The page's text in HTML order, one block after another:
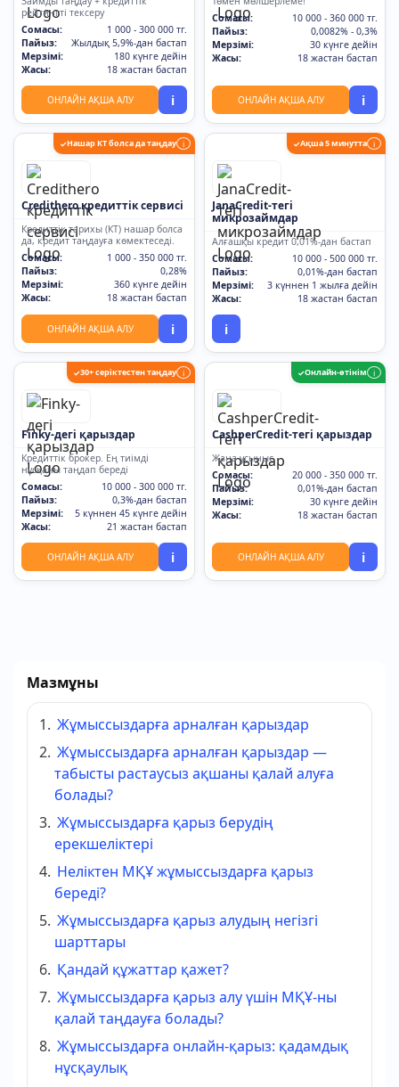
рейтингті тексеру
Сомасы:
1 000 - 300 000 тг.
Пайыз:
Жылдық 5,9%-дан бастап
Мерзімі:
180 күнге дейін
Жасы:
18 жастан бастап
ОНЛАЙН АҚША АЛУ i
Сомасы:
10 000 - 360 000 тг.
Пайыз:
0,0082% - 0,3%
Мерзімі:
30 күнге дейін
Жасы:
18 жастан бастап
ОНЛАЙН АҚША АЛУ i
✓Нашар КТ болса да таңдау i
Credithero кредиттік сервисі
Кредиттік тарихы (КТ) нашар болса
да, кредит таңдауға көмектеседі.
Сомасы:
1 000 - 350 000 тг.
Пайыз:
0,28%
Мерзімі:
360 күнге дейін
Жасы:
18 жастан бастап
ОНЛАЙН АҚША АЛУ i
✓Ақша 5 минутта i
JanaCredit-тегі
микрозаймдар
Алғашқы кредит 0,01%-дан бастап
Сомасы:
10 000 - 500 000 тг.
Пайыз:
0,01%-дан бастап
Мерзімі:
3 күннен 1 жылға дейін
Жасы:
18 жастан бастап
i
✓30+ серіктестен таңдау i
Finky-дегі қарыздар
Кредиттік брокер. Ең тиімді
нұсқаны таңдап береді
Сомасы:
10 000 - 300 000 тг.
Пайыз:
0,3%-дан бастап
Мерзімі:
5 күннен 45 күнге дейін
Жасы:
21 жастан бастап
ОНЛАЙН АҚША АЛУ i
✓Онлайн-өтінім i
CashperCredit-тегі қарыздар
Жаңа ұсыныс
Сомасы:
20 000 - 350 000 тг.
Пайыз:
0,01%-дан бастап
Мерзімі:
30 күнге дейін
Жасы:
18 жастан бастап
ОНЛАЙН АҚША АЛУ i
Мазмұны
Жұмыссыздарға арналған қарыздар
Жұмыссыздарға арналған қарыздар —
табысты растаусыз ақшаны қалай алуға
болады?
Жұмыссыздарға қарыз берудің
ерекшеліктері
Неліктен МҚҰ жұмыссыздарға қарыз
береді?
Жұмыссыздарға қарыз алудың негізгі
шарттары
Қандай құжаттар қажет?
Жұмыссыздарға қарыз алу үшін МҚҰ-ны
қалай таңдауға болады?
Жұмыссыздарға онлайн-қарыз: қадамдық
нұсқаулық